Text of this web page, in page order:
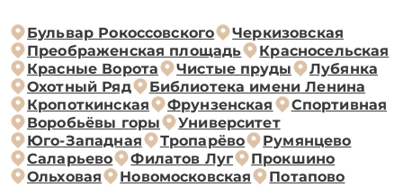
Бульвар Рокоссовского
Черкизовская
Преображенская площадь
Красносельская
Красные Ворота
Чистые пруды
Лубянка
Охотный Ряд
Библиотека имени Ленина
Кропоткинская
Фрунзенская
Спортивная
Воробьёвы горы
Университет
Юго-Западная
Тропарёво
Румянцево
Саларьево
Филатов Луг
Прокшино
Ольховая
Новомосковская Потапово